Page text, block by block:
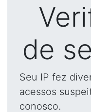
de
Seu IP fez
acessos
conosco.